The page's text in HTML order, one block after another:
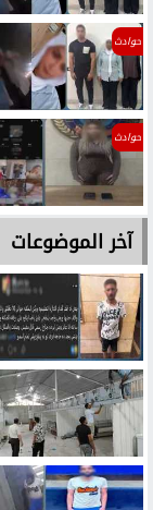
حوادث
حوادث
آخر الموضوعات